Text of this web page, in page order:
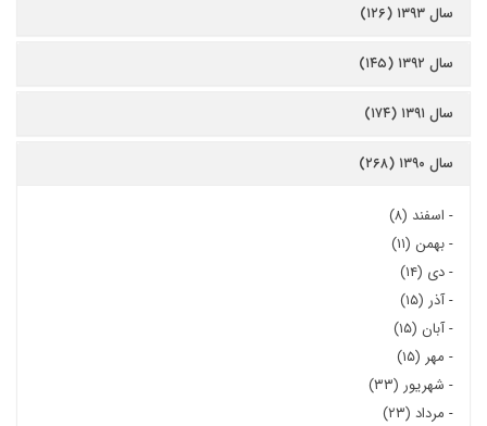
سال ۱۳۹۳ (۱۲۶)
سال ۱۳۹۲ (۱۴۵)
سال ۱۳۹۱ (۱۷۴)
سال ۱۳۹۰ (۲۶۸)
- اسفند (۸)
-بهمن (۱۱)
-دی (۱۴)
-آذر (۱۵)
-آبان (۱۵)
- مهر (۱۵)
- شهریور (۳۳)
- مرداد (۲۳)